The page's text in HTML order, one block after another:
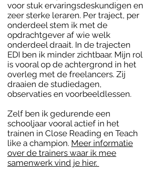
voor stuk ervaringsdeskundigen en
zeer sterke leraren. Per traject, per
onderdeel stem ik met de
opdrachtgever af wie welk
onderdeel draait. In de trajecten
EDI ben ik minder zichtbaar. Mijn rol
is vooral op de achtergrond in het
overleg met de freelancers. Zij
draaien de studiedagen,
observaties en voorbeeldlessen.
Zelf ben ik gedurende een
schooljaar vooral actief in het
trainen in Close Reading en Teach
like a champion. Meer informatie
over de trainers waar ik mee
samenwerk vind je hier.